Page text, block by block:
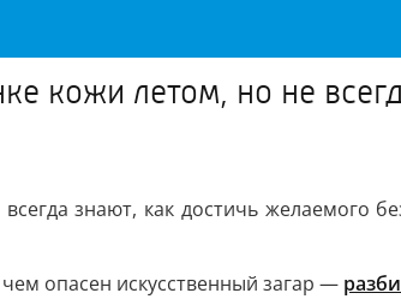
кожи летом, но не
знают, как достичь желаемого
опасен искусственный загар —